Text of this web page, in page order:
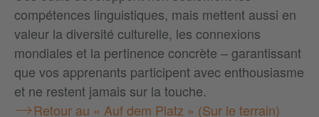
compétences linguistiques, mais mettent aussi en
valeur la diversité culturelle, les connexions
mondiales et la pertinence concrète – garantissant
que vos apprenants participent avec enthousiasme
et ne restent jamais sur la touche.
Retour au « Auf dem Platz » (Sur le terrain)